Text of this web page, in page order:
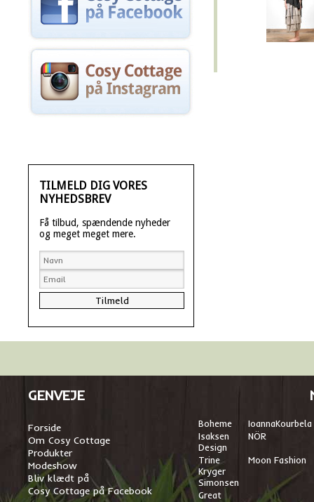
TILMELD DIG VORES
NYHEDSBREV
Få tilbud, spændende nyheder
og meget meget mere.
GENVEJE
Forside
Om Cosy Cottage
Produkter
Modeshow
Bliv klædt på
Cosy Cottage på Facebook
Boheme IoannaKourbela
Isaksen
Design
NÖR
Trine
Kryger
Simonsen
Moon Fashion
Great